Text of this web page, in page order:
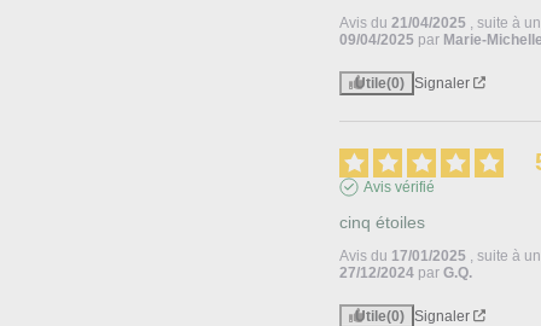
Avis du21/04/2025 , suite à
09/04/2025 par Marie-
Utile(0) Signaler
Avis vérifié
cinq étoiles
Avis du 17/01/2025 , suite à
27/12/2024 parG.Q.
Utile(0) Signaler